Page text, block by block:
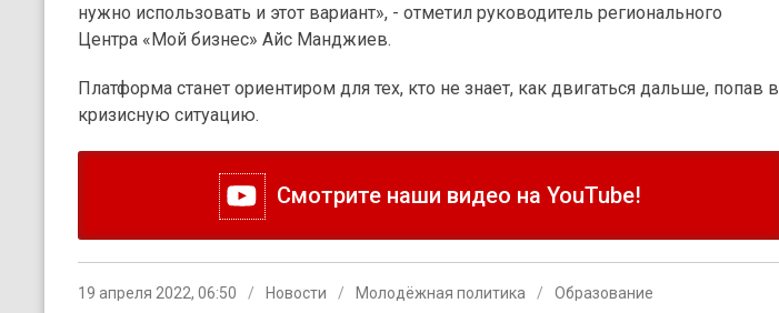
нужно использовать и этот вариант», - отметил руководитель регионального
Центра «Мой бизнес» Айс Манджиев.
Платформа станет ориентиром для тех, кто не знает, как двигаться дальше, попав в
кризисную ситуацию.
Смотрите наши видео на YouTube!
19 апреля 2022, 06:50 Новости Молодёжная политика Образование